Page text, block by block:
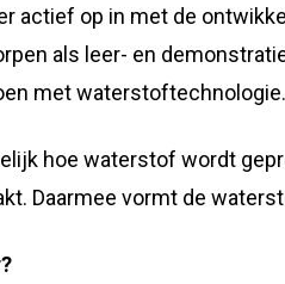
actief op in met de
als leer- en
met waterstoftechnologie.
hoe waterstof wordt
Daarmee vormt de